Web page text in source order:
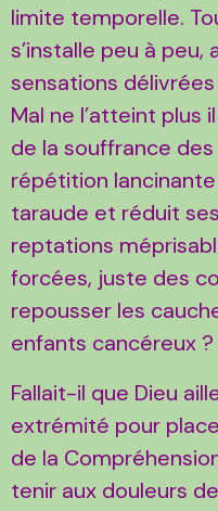
limite temporelle.
s’installe peu à peu,
sensations
Mal ne l’atteint plus
de la souffrance
répétition
taraude et réduit
reptations
forcées, juste des
repousser les
enfants cancéreux ?
Fallait-il que Dieu
extrémité pour
de la
tenir aux douleurs